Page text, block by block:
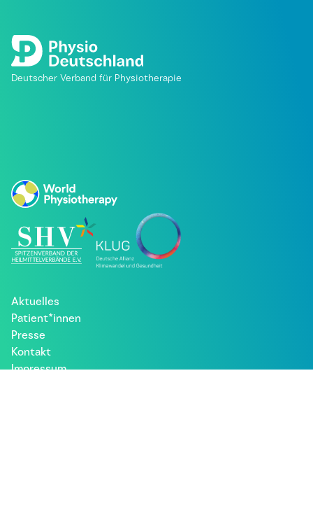
Deutscher Verband für Physiotherapie
Aktuelles
Patient*innen
Presse
Kontakt
Impressum